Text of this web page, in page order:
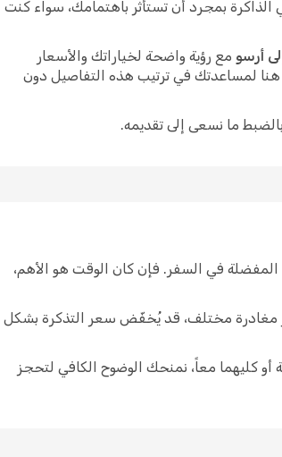
بمجرد أن تستأثر باهتمامك، سواء كنت
أرسو مع رؤية واضحة لخياراتك والأسعار
هنا لمساعدتك في ترتيب هذه التفاصيل دون
ما نسعى إلى تقديمه.
المفضلة في السفر. فإن كان الوقت هو الأهم،
مغادرة مختلف، قد يُخفّض سعر التذكرة بشكل
كليهما معاً، نمنحك الوضوح الكافي لتحجز